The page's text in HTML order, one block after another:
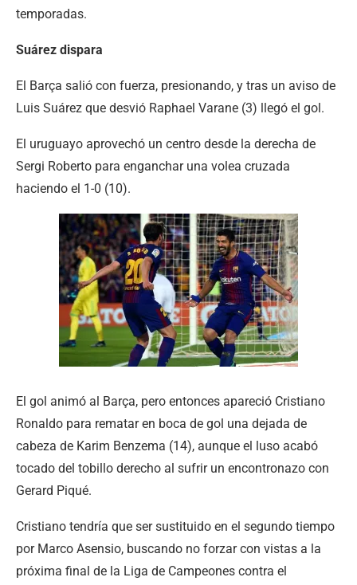
temporadas.
Suárez dispara
El Barça salió con fuerza, presionando, y tras un aviso de
Luis Suárez que desvió Raphael Varane (3) llegó el gol.
El uruguayo aprovechó un centro desde la derecha de
Sergi Roberto para enganchar una volea cruzada
haciendo el 1-0 (10).
El gol animó al Barça, pero entonces apareció Cristiano
Ronaldo para rematar en boca de gol una dejada de
cabeza de Karim Benzema (14), aunque el luso acabó
tocado del tobillo derecho al sufrir un encontronazo con
Gerard Piqué.
Cristiano tendría que ser sustituido en el segundo tiempo
por Marco Asensio, buscando no forzar con vistas a la
próxima final de la Liga de Campeones contra el